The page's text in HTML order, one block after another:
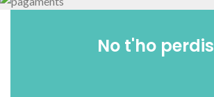
No t'ho perdis